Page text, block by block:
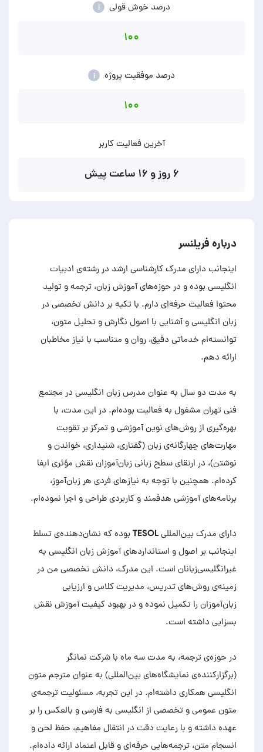
درصد خوش قولی i
۱۰۰
درصد موفقیت پروژه i
۱۰۰
آخرین فعالیت کاربر
۶ روز و ۱۶ ساعت پیش
درباره فریلنسر
اینجانب دارای مدرک کارشناسی ارشد در رشته‌ی ادبیات
انگلیسی بوده و در حوزه‌های آموزش زبان، ترجمه و تولید
محتوا فعالیت حرفه‌ای دارم. با تکیه بر دانش تخصصی در
زبان انگلیسی و آشنایی با اصول نگارش و تحلیل متون،
توانسته‌ام خدماتی دقیق، روان و متناسب با نیاز مخاطبان
به مدت دو سال به عنوان مدرس زبان انگلیسی در مجتمع
فنی تهران مشغول به فعالیت بوده‌ام. در این مدت، با
بهره‌گیری از روش‌های نوین آموزشی و تمرکز بر تقویت
مهارت‌های چهارگانه‌ی زبان (گفتاری، شنیداری، خواندن و
نوشتن)، در ارتقای سطح زبانی زبان‌آموزان نقش مؤثری ایفا
کرده‌ام. همچنین با توجه به نیازهای فردی هر زبان‌آموز،
دارای مدرک بین‌المللی TESOL بوده که نشان‌دهنده‌ی تسلط
اینجانب بر اصول و استانداردهای آموزش زبان انگلیسی به
غیرانگلیسی‌زبانان است. این مدرک، دانش تخصصی من در
زمینه‌ی روش‌های تدریس، مدیریت کلاس و ارزیابی
زبان‌آموزان را تکمیل نموده و در بهبود کیفیت آموزش نقش
در حوزه‌ی ترجمه، به مدت سه ماه با شرکت نمانگر
(برگزارکننده‌ی نمایشگاه‌های بین‌المللی) به عنوان مترجم متون
انگلیسی همکاری داشته‌ام. در این تجربه، مسئولیت ترجمه‌ی
متون عمومی و تخصصی از انگلیسی به فارسی و بالعکس را بر
عهده داشته و با رعایت دقت در انتقال مفاهیم، حفظ لحن و